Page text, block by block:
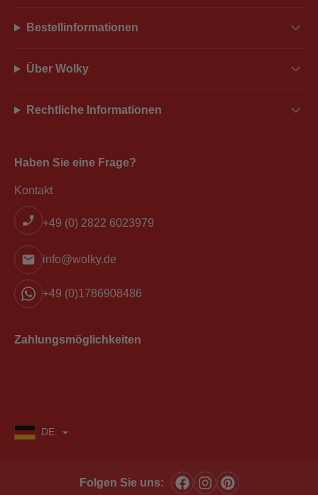
Bestellinformationen
Über Wolky
Rechtliche Informationen
Haben Sie eine Frage?
Kontakt
+49 (0) 2822 6023979
info@wolky.de
+49 (0)1786908486
Zahlungsmöglichkeiten
DE
Folgen Sie uns: